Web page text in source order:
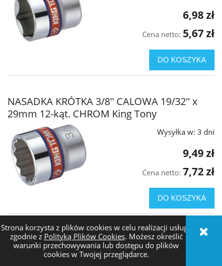
Strona korzysta z plików cookies w celu realizacji usług i
zgodnie z Polityką Plików Cookies. Możesz określić
warunki przechowywania lub dostępu do plików
cookies w Twojej przeglądarce.
6,98 zł
Cena netto: 5,67 zł
DO KOSZYKA
NASADKA KRÓTKA 3/8'' CALOWA 19/32'' x
29mm 12-kąt. CHROM King Tony
Wysyłka w: 3 dni
9,49 zł
Cena netto: 7,72 zł
DO KOSZYKA
NASADKA KRÓTKA 3/8'' CALOWA 19/32" x
29mm 6-kąt. CHROM King Tony